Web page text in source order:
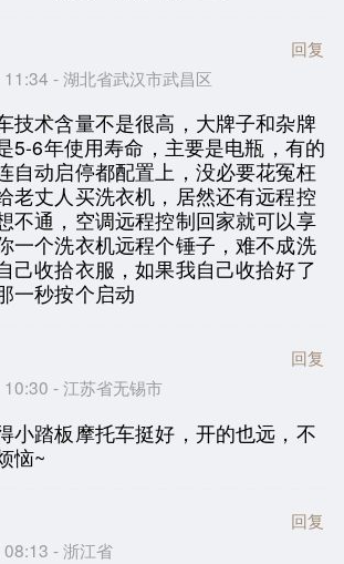
- 湖北省武汉市武昌区
回复
技术含量不是很高，大牌子和杂牌
5-6年使用寿命，主要是电瓶，有的
自动启停都配置上，没必要花冤枉
老丈人买洗衣机，居然还有远程控
不通，空调远程控制回家就可以享
一个洗衣机远程个锤子，难不成洗
己收拾衣服，如果我自己收拾好了
一秒按个启动
- 江苏省无锡市
回复
小踏板摩托车挺好，开的也远，不
恼~
- 浙江省
回复